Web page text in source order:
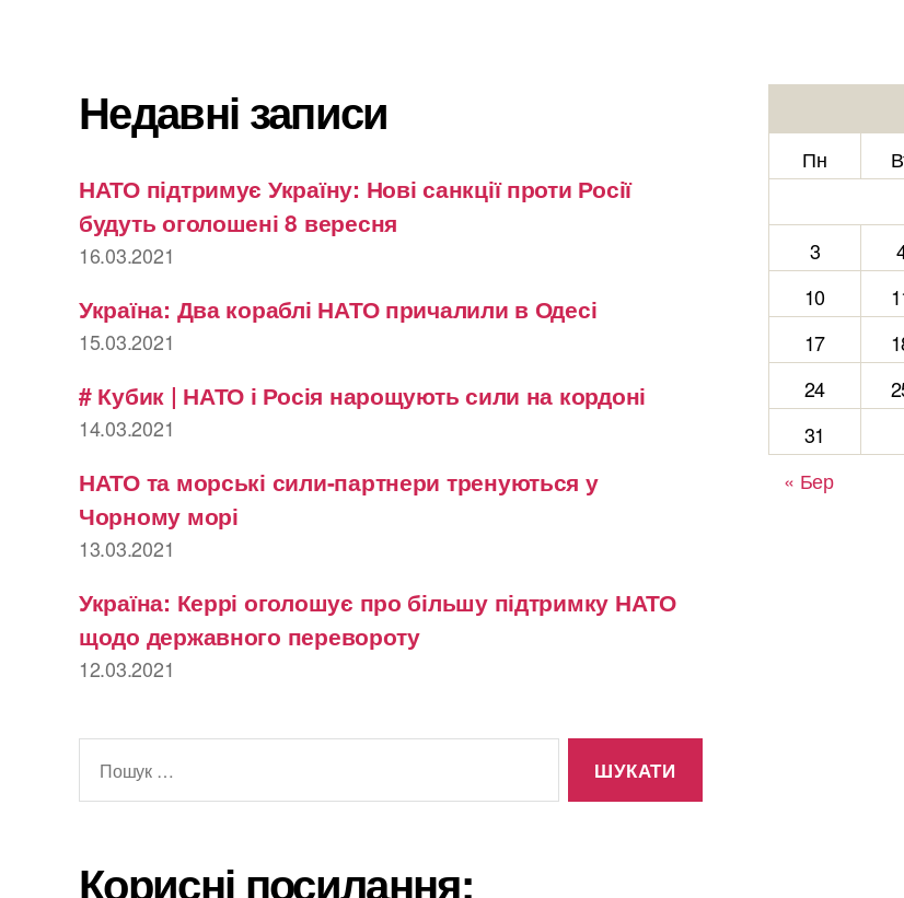
Недавні записи
НАТО підтримує Україну: Нові санкції проти Росії
будуть оголошені 8 вересня
16.03.2021
Україна: Два кораблі НАТО причалили в Одесі
15.03.2021
# Кубик | НАТО і Росія нарощують сили на кордоні
14.03.2021
НАТО та морські сили-партнери тренуються у
Чорному морі
13.03.2021
Україна: Керрі оголошує про більшу підтримку НАТО
щодо державного перевороту
12.03.2021
Корисні посилання:
Пн
3
10
17
24
31
« Бер